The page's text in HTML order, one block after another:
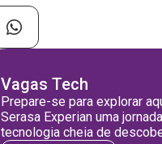
Vagas Tech
Prepare-se para explorar
Serasa Experian uma
tecnologia cheia de